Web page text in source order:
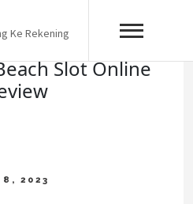
Ke Rekening
Slot Online